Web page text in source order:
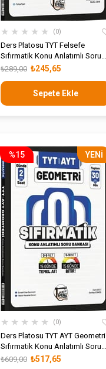
★ ★ ★ ★ ★ 0
Ders Platosu TYT Felsefe
Sıfırmatik Konu Anlatımlı Soru
Bankası ₺245,65
₺289,00
Sepete Ekle
★ ★ ★ ★ ★ 0
Ders Platosu TYT AYT Geometri
Sıfırmatik Konu Anlatımlı Soru
Bankası ₺517,65
₺609,00
%15
YENI
ÜRÜN